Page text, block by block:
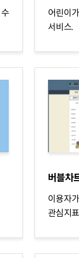
어린이
서비스.
버블차
이용자
관심지